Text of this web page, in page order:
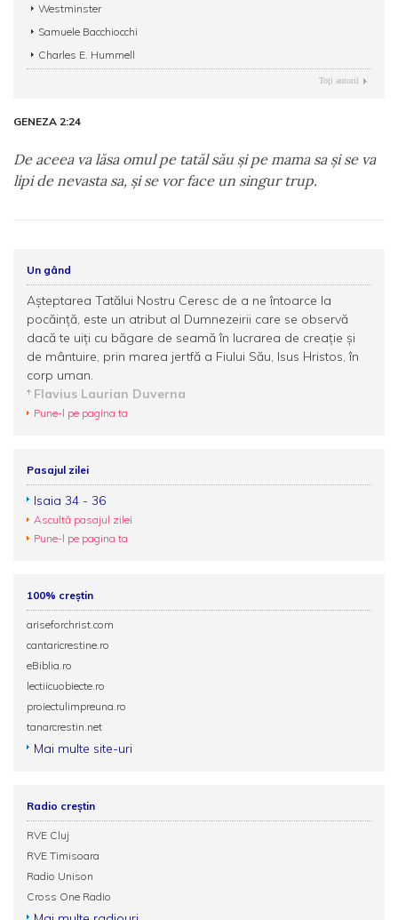
Westminster
Samuele Bacchiocchi
Charles E. Hummell
Toţi autorii
GENEZA 2:24
De aceea va lăsa omul pe tatăl său şi pe mama sa şi se va
lipi de nevasta sa, şi se vor face un singur trup.
Un gând
Aşteptarea Tatălui Nostru Ceresc de a ne întoarce la
pocăinţă, este un atribut al Dumnezeirii care se observă
dacă te uiţi cu băgare de seamă în lucrarea de creaţie şi
de mântuire, prin marea jertfă a Fiului Său, Isus Hristos, în
corp uman.
Flavius Laurian Duverna
Pune-l pe pagina ta
Pasajul zilei
Isaia 34 - 36
Ascultă pasajul zilei
Pune-l pe pagina ta
100% creștin
ariseforchrist.com
cantaricrestine.ro
eBiblia.ro
lectiicuobiecte.ro
proiectulimpreuna.ro
tanarcrestin.net
Mai multe site-uri
Radio creștin
RVE Cluj
RVE Timisoara
Radio Unison
Cross One Radio